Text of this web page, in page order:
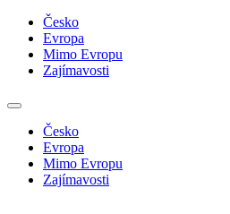
Česko
Evropa
Mimo Evropu
Zajímavosti
Česko
Evropa
Mimo Evropu
Zajímavosti